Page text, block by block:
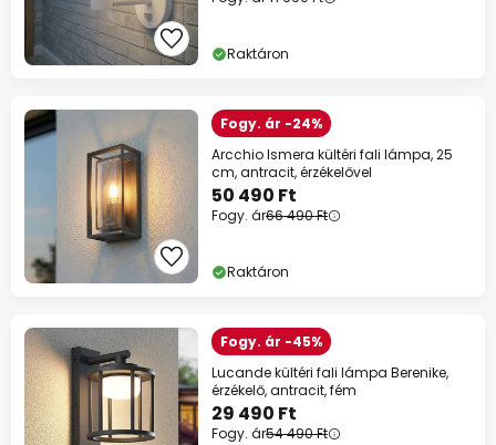
Raktáron
Fogy. ár -24%
Arcchio Ismera kültéri fali lámpa, 25
cm, antracit, érzékelővel
50 490 Ft
Fogy. ár66 490 Ft
Raktáron
Fogy. ár -45%
Lucande kültéri fali lámpa Berenike,
érzékelő, antracit, fém
29 490 Ft
Fogy. ár54 490 Ft